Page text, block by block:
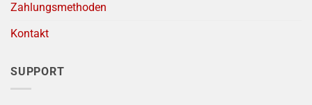
Zahlungsmethoden
Kontakt
SUPPORT